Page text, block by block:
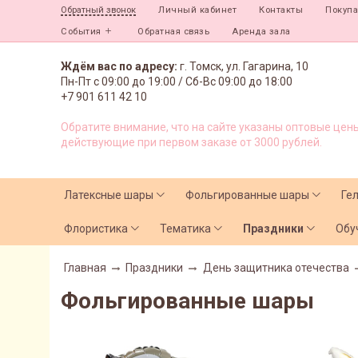
Обратный звонок Личный кабинет Контакты
События Обратная связь Аренда зала
Ждём вас по адресу: г. Томск, ул. Гагарина, 10
Пн-Пт с09:00 до 19:00 /Сб-Вс 09:00 до 18:00
+7 901 611 42 10
Обратите внимание, что на сайте указаны оптовые
действующие при первом заказе от 3000 рублей.
Латексные шары Фольгированные шары
Флористика Тематика Праздники
Главная Праздники День защитника отечества
Фольгированные шары